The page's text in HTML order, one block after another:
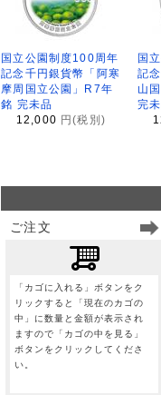
国立公園制度100周年
記念千円銀貨幣「阿寒
摩周国立公園」R7年
銘 完未品
12,000 円(税別)
国
記
山
完
ご注文
「カゴに入れる」ボタンをク
リックすると「現在のカゴの
中」に数量と金額が表示され
ますので「カゴの中を見る」
ボタンをクリックしてくださ
い。